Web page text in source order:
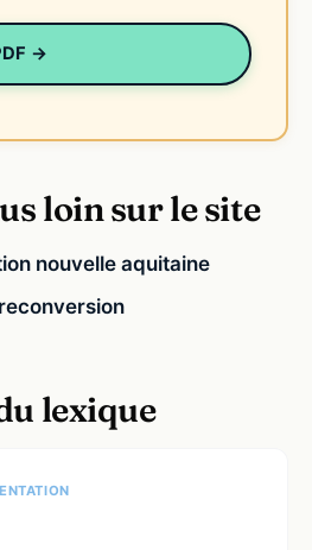
→
loin sur le site
nouvelle aquitaine
lexique